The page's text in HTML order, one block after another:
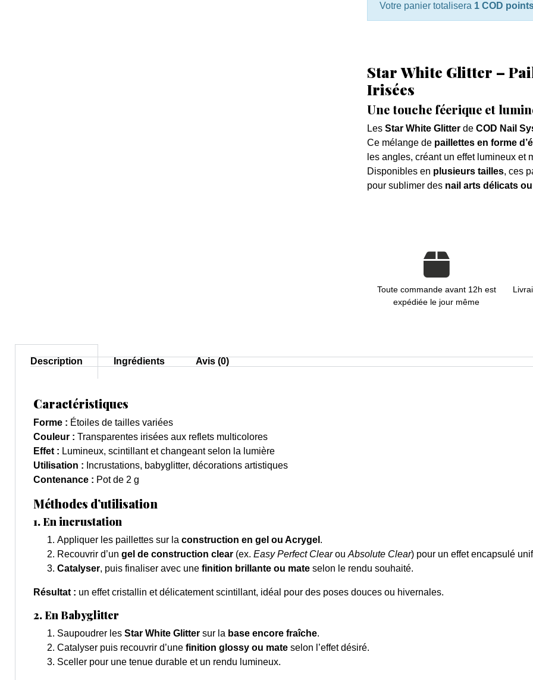
Votre panier totalisera 1 COD
Star White Glitter –
Irisées
Une touche féerique et
Les Star White Glitterde COD Nail
Ce mélange de paillettes en forme
les angles, créant un effet lumineux et
Disponibles en plusieurs tailles, ces
pour sublimer des nail arts délicats
Toute commande avant 12h est
expédiée le jour même
Description Ingrédients Avis (0)
Caractéristiques
Forme : Étoiles de tailles variées
Couleur : Transparentes irisées aux reflets multicolores
Effet : Lumineux, scintillant et changeant selon la lumière
Utilisation : Incrustations, babyglitter, décorations artistiques
Contenance : Pot de 2 g
Méthodes d’utilisation
1. En incrustation
Appliquer les paillettes sur la construction en gel ou Acrygel .
Recouvrir d’un gel de construction clear (ex. Easy Perfect ClearouAbsolute Clear) pour un effet encapsulé
Catalyser, puis finaliser avec une finition brillante ou mate selon le rendu souhaité.
Résultat : un effet cristallin et délicatement scintillant, idéal pour des poses douces ou hivernales.
2. En Babyglitter
Saupoudrer les Star White Glitter sur la base encore fraîche.
Catalyser puis recouvrir d’une finition glossy ou mate selon l’effet désiré.
Sceller pour une tenue durable et un rendu lumineux.